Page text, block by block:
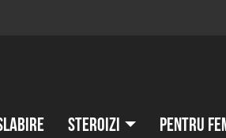
Steroizi Pentru